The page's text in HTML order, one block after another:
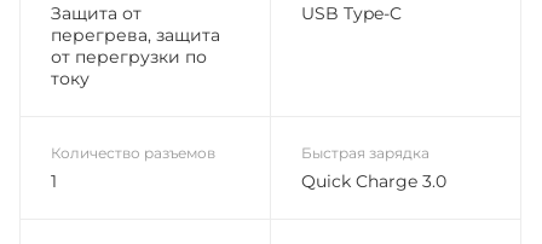
Защита от
перегрева, защита
от перегрузки по
току
USB Type-C
Количество разъемов
1
Быстрая зарядка
Quick Charge 3.0